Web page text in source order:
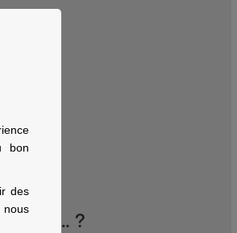
bon
des
c’est… ?